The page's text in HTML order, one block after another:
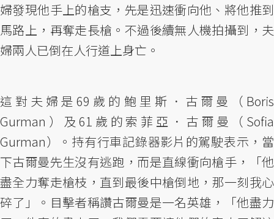
婦發現他手上的槍支，先是迅速衝向他、將他推到
馬路上，再奪走長槍。不過後續無人機拍攝到，夫
婦兩人已倒在人行道上身亡。
這對夫婦是69歲的鮑里斯．古爾曼（Boris
Gurman）及61歲的索菲亞．古爾曼（Sofia
Gurman）。持有行車記錄器影片的駕駛表示，當
下古爾曼先生沒有逃跑，而是直線衝向槍手，「他
盡全力奪走槍枝，直到最後中槍倒地，那一刻我心
碎了」。目擊者稱讚古爾曼是一名英雄，「他盡力